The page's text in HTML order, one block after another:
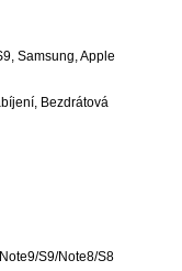
Samsung, Apple
Bezdrátová
S9/Note8/S8